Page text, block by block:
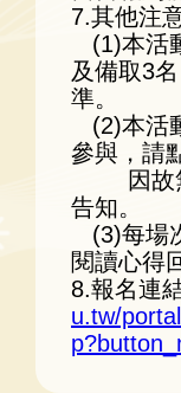
7.其他注
(1)本活
及備取3
準。
(2)本活
參與，請
因故無
告知。
(3)每場
閱讀心得
8.報名連
u.tw/